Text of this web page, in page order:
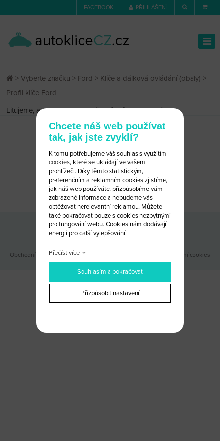
FACEBOOK PŘIHLÁŠENÍ
>Vyberte značku > Ford > Klíče a dálková ovládání (obaly) >
Profil klíče Ford
Litujeme, ale produkt byl dočasně vyřazen z nabídky.
CHCETE PORADIT?NAPIŠTE NÁM
Odběr novinek
Obchodní podmínky| Webové stránky ©2026 PANKREA Nastavení cookies
Chcete náš web používat
tak, jak jste zvyklí?
K tomu potřebujeme váš souhlas s využitím
cookies, které se ukládají ve vašem
prohlížeči. Díky těmto statistickým,
preferenčním a reklamním cookies zjistíme,
jak náš web používáte, přizpůsobíme vám
zobrazené informace a nebudeme vás
obtěžovat nerelevantní reklamou. Můžete
také pokračovat pouze s cookies nezbytnými
pro fungování webu. Cookies nám dodávají
energii pro další vylepšování.
Přečíst více
Souhlasím a pokračovat
Přizpůsobit nastavení